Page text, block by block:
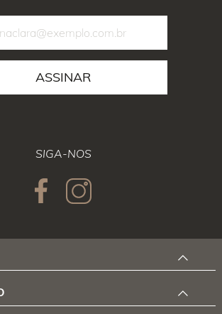
ASSINAR
SIGA-NOS